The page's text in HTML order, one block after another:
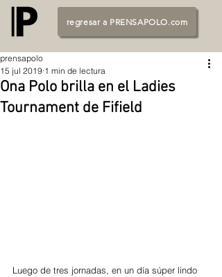
regresar a PRENSAPOLO.com
Ona Polo brilla en el Ladies
Tournament de Fifield
prensapolo
15 jul 2019 1 min de lectura
Luego de tres jornadas, en un día súper lindo